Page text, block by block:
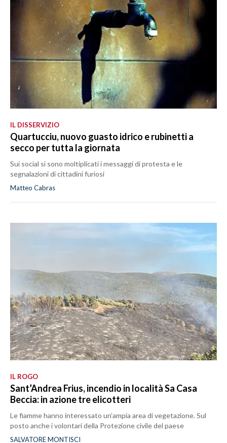
IL DISSERVIZIO
Quartucciu, nuovo guasto idrico e rubinetti a
secco per tutta la giornata
Sui social si sono moltiplicati i messaggi di protesta e le
segnalazioni di cittadini furiosi
Matteo Cabras
IL ROGO
Sant’Andrea Frius, incendio in località Sa Casa
Beccia: in azione tre elicotteri
Le fiamme hanno interessato un’ampia area di vegetazione. Sul
posto anche i volontari della Protezione civile del paese
SALVATORE MONTISCI